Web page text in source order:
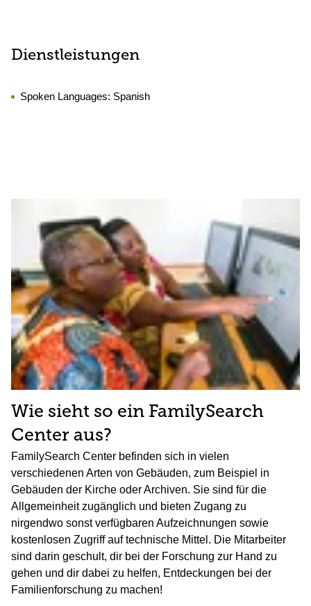
Dienstleistungen
Spoken Languages: Spanish
Wie sieht so ein FamilySearch
Center aus?
FamilySearch Center befinden sich in vielen
verschiedenen Arten von Gebäuden, zum Beispiel in
Gebäuden der Kirche oder Archiven. Sie sind für die
Allgemeinheit zugänglich und bieten Zugang zu
nirgendwo sonst verfügbaren Aufzeichnungen sowie
kostenlosen Zugriff auf technische Mittel. Die Mitarbeiter
sind darin geschult, dir bei der Forschung zur Hand zu
gehen und dir dabei zu helfen, Entdeckungen bei der
Familienforschung zu machen!